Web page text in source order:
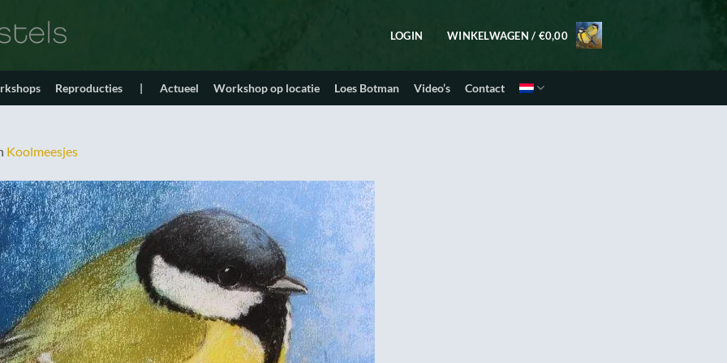
LOGIN WINKELWAGEN / €0,00
Reproducties | Actueel Workshop op locatie Loes Botman Video’s Contact
Koolmeesjes